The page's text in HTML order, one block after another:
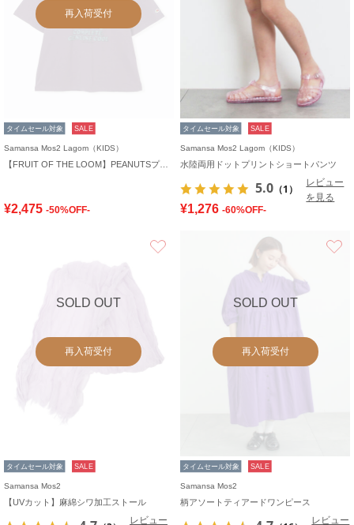
再入荷受付
タイムセール対象 SALE
Samansa Mos2 Lagom（KIDS）
【FRUIT OF THE LOOM】PEANUTSプリントT大人
¥2,475 -50%OFF-
タイムセール対象 SALE
Samansa Mos2 Lagom（KIDS）
水陸両用ドットプリントショートパンツ
5.0 （1）
レビュー
を見る
¥1,276 -60%OFF-
SOLD OUT
再入荷受付
タイムセール対象 SALE
Samansa Mos2
【UVカット】麻綿シワ加工ストール
レビュー
SOLD OUT
再入荷受付
タイムセール対象 SALE
Samansa Mos2
柄アソートティアードワンピース
レビュー